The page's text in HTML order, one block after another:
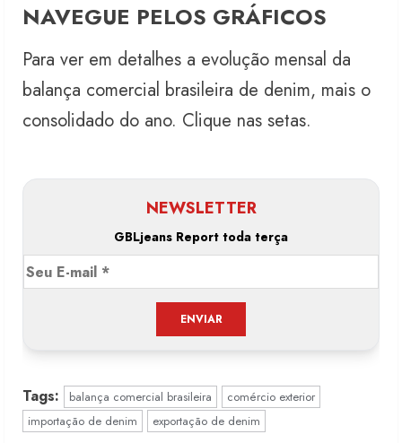
NAVEGUE PELOS GRÁFICOS
Para ver em detalhes a evolução mensal da
balança comercial brasileira de denim, mais o
consolidado do ano. Clique nas setas.
NEWSLETTER
GBLjeans Report toda terça
Tags: balança comercial brasileira
comércio exterior
importação de denim
exportação de denim